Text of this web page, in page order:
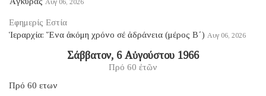
Αυγ 06, 2026
Εφημερίς Εστία
Ἱεραρχία: Ἕνα ἀκόμη χρόνο σέ ἀδράνεια (μέρος B΄) Αυγ 06, 2026
Σάββατον, 6 Αὐγούστου 1966
Πρό 60 ἐτῶν
Πρό 60 ετων